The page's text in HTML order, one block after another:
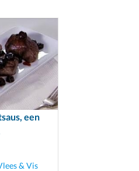
een
& Vis